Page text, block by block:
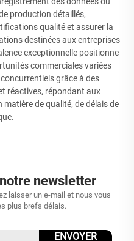
production détaillés,
qualité et assurer la
destinées aux entreprises
exceptionnelle positionne
commerciales variées
grâce à des
réactives, répondant aux
matière de qualité, de délais de
newsletter
laisser un e-mail et nous vous
plus brefs délais.
ENVOYER